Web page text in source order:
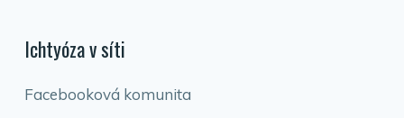
Ichtyóza v síti
Facebooková komunita